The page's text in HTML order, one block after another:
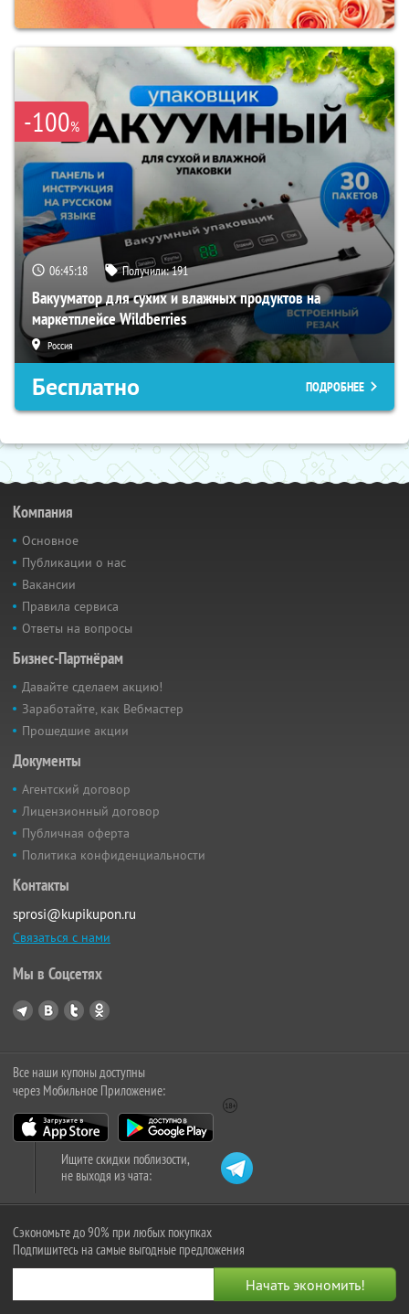
-100%
06:45:17 Получили:191
Вакууматор для сухих и влажных продуктов на
маркетплейсе Wildberries
Россия
Бесплатно ПОДРОБНЕЕ
Компания
Основное
Публикации о нас
Вакансии
Правила сервиса
Ответы на вопросы
Бизнес-Партнёрам
Давайте сделаем акцию!
Заработайте, как Вебмастер
Прошедшие акции
Документы
Агентский договор
Лицензионный договор
Публичная оферта
Политика конфиденциальности
Контакты
sprosi@kupikupon.ru
Связаться с нами
Мы в Соцсетях
Все наши купоны доступны
через Мобильное Приложение:
Ищите скидки поблизости,
не выходя из чата:
Сэкономьте до 90% при любых покупках
Подпишитесь на самые выгодные предложения